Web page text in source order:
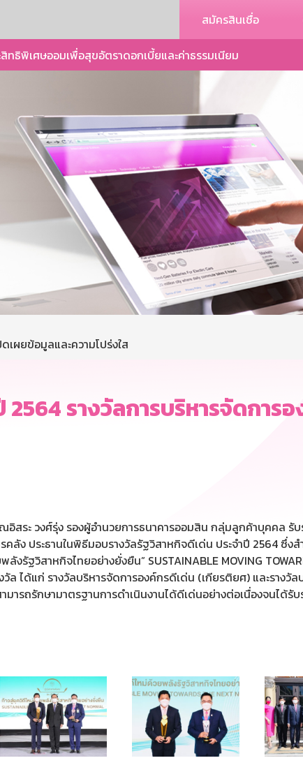
สมัครสินเชื่อ
ทธิพิเศษออมเพื่อสุขอัตราดอกเบี้ยและค่าธรรมเนียม
ดเผยข้อมูลและความโปร่งใส
รางวัลการบริหารจัดการ
สระ วงศ์รุ่ง รองผู้อำนวยการธนาคารออมสิน กลุ่มลูกค้าบุคคล รับ
ง ประธานในพิธีมอบรางวัลรัฐวิสาหกิจดีเด่น ประจำปี 2564 ซึ่ง
ฐวิสาหกิจไทยอย่างยั่งยืน” SUSTAINABLE MOVING
ได้แก่ รางวัลบริหารจัดการองค์กรดีเด่น (เกียรติยศ) และรางวัล
รถรักษามาตรฐานการดำเนินงานได้ดีเด่นอย่างต่อเนื่องจนได้รับ